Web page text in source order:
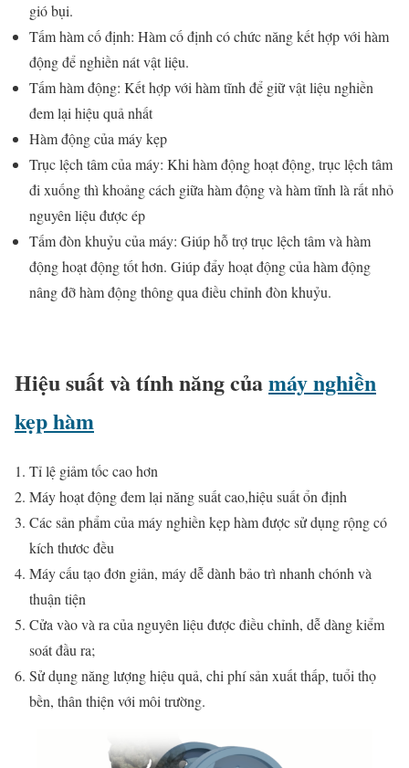
gió bụi.
Tấm hàm cố định: Hàm cố định có chức năng kết hợp với hàm
động để nghiền nát vật liệu.
Tấm hàm động: Kết hợp với hàm tĩnh để giữ vật liệu nghiền
đem lại hiệu quả nhất
Hàm động của máy kẹp
Trục lệch tâm của máy: Khi hàm động hoạt động, trục lệch tâm
đi xuống thì khoảng cách giữa hàm động và hàm tĩnh là rất nhỏ
nguyên liệu được ép
Tấm đòn khuỷu của máy: Giúp hỗ trợ trục lệch tâm và hàm
động hoạt động tốt hơn. Giúp đẩy hoạt động của hàm động
nâng đỡ hàm động thông qua điều chỉnh đòn khuỷu.
Hiệu suất và tính năng củamáy nghiền
kẹp hàm
Tỉ lệ giảm tốc cao hơn
Máy hoạt động đem lại năng suất cao,hiệu suất ổn định
Các sản phẩm của máy nghiền kẹp hàm được sử dụng rộng có
kích thươc đều
Máy cấu tạo đơn giản, máy dễ dành bảo trì nhanh chónh và
thuận tiện
Cửa vào và ra của nguyên liệu được điều chỉnh, dễ dàng kiểm
soát đầu ra;
Sử dụng năng lượng hiệu quả, chi phí sản xuất thấp, tuổi thọ
bền, thân thiện với môi trường.